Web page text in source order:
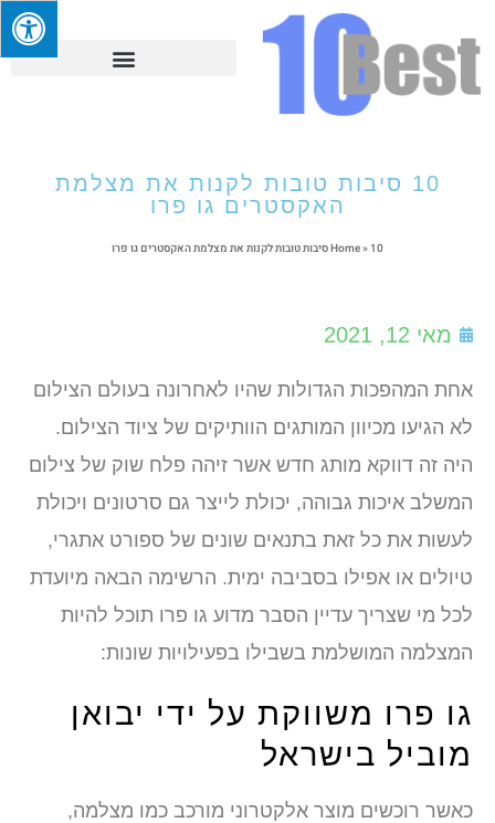
10 סיבות טובות לקנות את מצלמת
האקסטרים גו פרו
Home» 10 סיבות טובות לקנות את מצלמת האקסטרים גו פרו
מאי 12, 2021
אחת המהפכות הגדולות שהיו לאחרונה בעולם הצילום
לא הגיעו מכיוון המותגים הוותיקים של ציוד הצילום.
היה זה דווקא מותג חדש אשר זיהה פלח שוק של צילום
המשלב איכות גבוהה, יכולת לייצר גם סרטונים ויכולת
לעשות את כל זאת בתנאים שונים של ספורט אתגרי,
טיולים או אפילו בסביבה ימית. הרשימה הבאה מיועדת
לכל מי שצריך עדיין הסבר מדוע גו פרו תוכל להיות
המצלמה המושלמת בשבילו בפעילויות שונות:
גו פרו משווקת על ידי יבואן
מוביל בישראל
כאשר רוכשים מוצר אלקטרוני מורכב כמו מצלמה,